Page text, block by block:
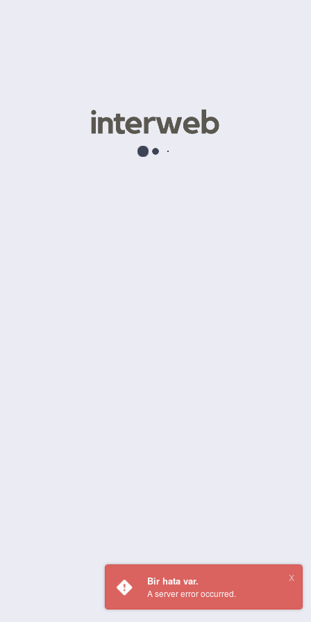
Bir hata var.
A server error occurred.